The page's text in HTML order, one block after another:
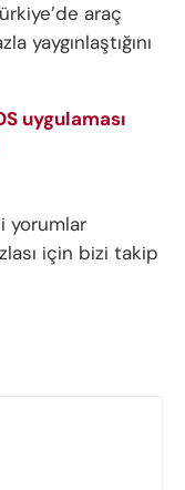
araç
yaygınlaştığını
uygulaması
yorumlar
için bizi takip